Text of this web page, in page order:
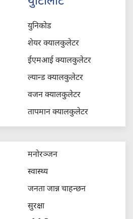
युनिकोड
शेयर क्यालकुलेटर
ईएमआई क्यालकुलेटर
ल्यान्ड क्यालकुलेटर
वजन क्यालकुलेटर
तापमान क्यालकुलेटर
मनोरञ्जन
स्वास्थ्य
जनता जान्न चाहन्छन
सुरक्षा